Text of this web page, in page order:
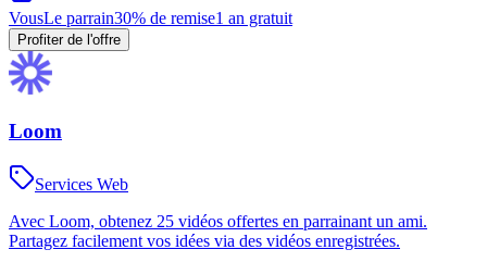
VousLe parrain30% de remise1 an gratuit
Profiter de l'offre
Loom
Services Web
Avec Loom, obtenez 25 vidéos offertes en parrainant un ami.
Partagez facilement vos idées via des vidéos enregistrées.